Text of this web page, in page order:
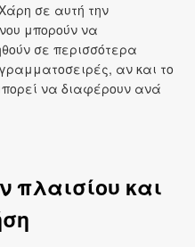
σε αυτή την
μπορούν να
σε περισσότερα
αν και το
να διαφέρουν ανά
πλαισίου και